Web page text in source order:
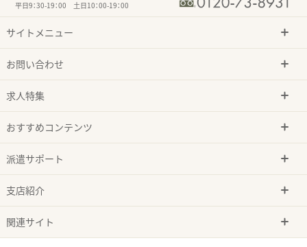
平日9：30-19：00 土日10：00-19：00
サイトメニュー
お問い合わせ
求人特集
おすすめコンテンツ
派遣サポート
支店紹介
関連サイト